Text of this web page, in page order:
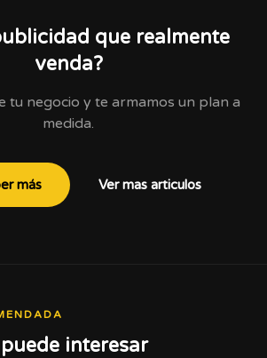
que realmente
venda?
tu negocio y te armamos un plan a
medida.
más Ver mas articulos
interesar